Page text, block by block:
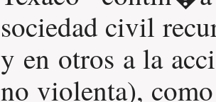
sociedad civil
y en otros a la
no violenta),